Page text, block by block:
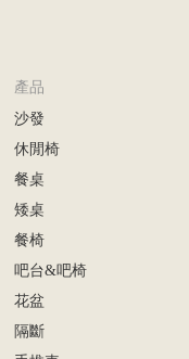
產品
沙發
休閒椅
餐桌
矮桌
餐椅
吧台&吧椅
花盆
隔斷